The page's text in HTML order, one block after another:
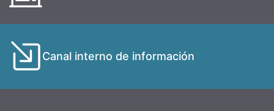
Canal interno de información